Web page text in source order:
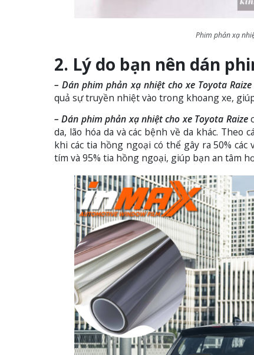
Phim phản xạ
2. Lý do bạn nên dán
– Dán phim phản xạ nhiệt cho xe Toyota Raize
quả sự truyền nhiệt vào trong khoang xe,
– Dán phim phản xạ nhiệt cho xe Toyota Raize
da, lão hóa da và các bệnh về da khác. Theo
khi các tia hồng ngoại có thể gây ra 50%
tím và 95% tia hồng ngoại, giúp bạn an tâm